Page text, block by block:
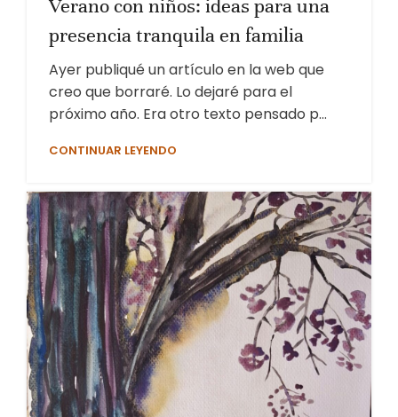
Verano con niños: ideas para una
presencia tranquila en familia
Ayer publiqué un artículo en la web que
creo que borraré. Lo dejaré para el
próximo año. Era otro texto pensado p...
CONTINUAR LEYENDO